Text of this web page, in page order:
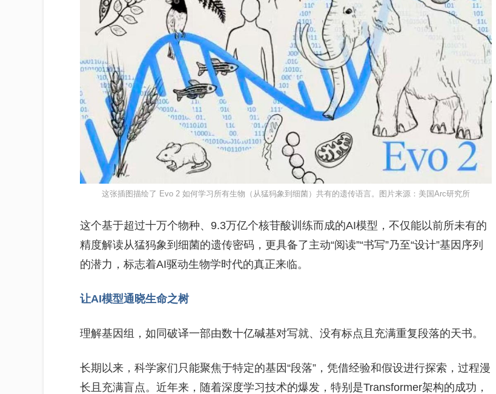
这张插图描绘了 Evo 2 如何学习所有生物（从猛犸象到细菌）共有的遗传语言。图片来源：美国Arc研究所
这个基于超过十万个物种、9.3万亿个核苷酸训练而成的AI模型，不仅能以前所未有的
精度解读从猛犸象到细菌的遗传密码，更具备了主动“阅读”“书写”乃至“设计”基因序列
的潜力，标志着AI驱动生物学时代的真正来临。
让AI模型通晓生命之树
理解基因组，如同破译一部由数十亿碱基对写就、没有标点且充满重复段落的天书。
长期以来，科学家们只能聚焦于特定的基因“段落”，凭借经验和假设进行探索，过程漫
长且充满盲点。近年来，随着深度学习技术的爆发，特别是Transformer架构的成功，